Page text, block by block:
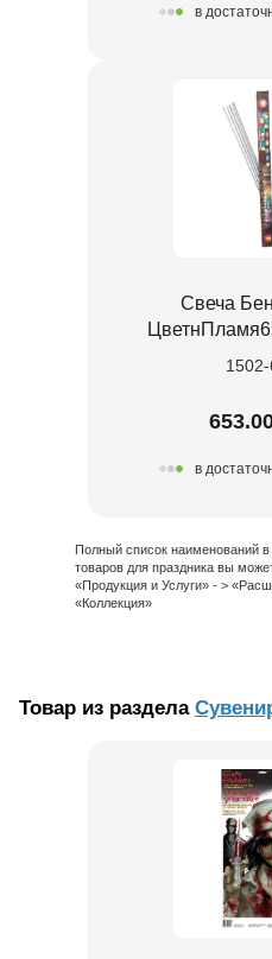
в
Свеча
в
Полный список наименований
товаров для праздника вы
«Продукция и Услуги» - >
«Коллекция»
Товар из раздела